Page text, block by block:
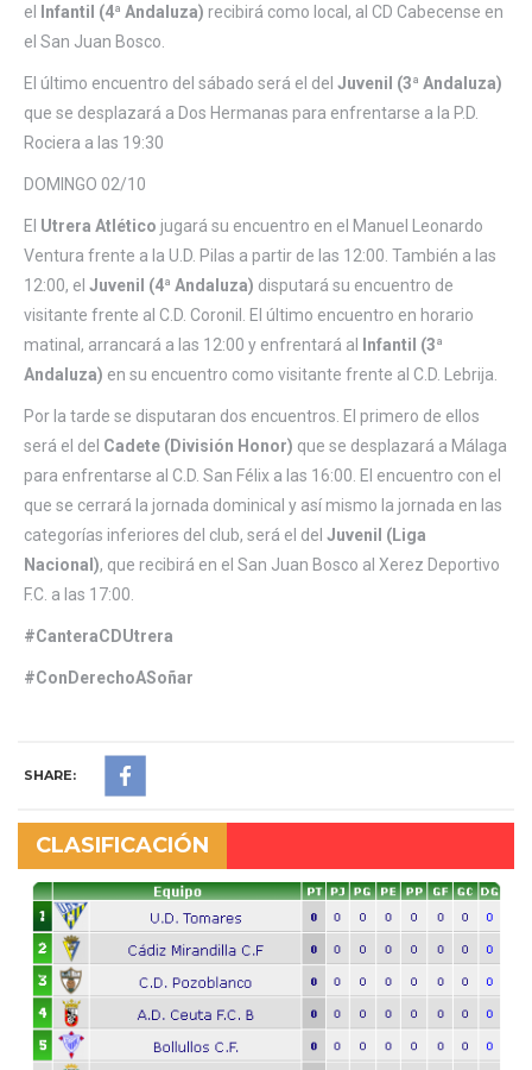
el
Infantil (4ª Andaluza) recibirá como local, al CD Cabecense en
el San Juan Bosco.
El último encuentro del sábado será el del Juvenil (3ª Andaluza)
que se desplazará a Dos Hermanas para enfrentarse a la P.D.
Rociera a las 19:30
DOMINGO 02/10
El Utrera Atlético jugará su encuentro en el Manuel Leonardo
Ventura frente a la U.D. Pilas a partir de las 12:00. También a las
12:00, el Juvenil (4ª Andaluza) disputará su encuentro de
visitante frente al C.D. Coronil. El último encuentro en horario
matinal, arrancará a las 12:00 y enfrentará al
Infantil (3ª
Andaluza) en su encuentro como visitante frente al C.D. Lebrija.
Por la tarde se disputaran dos encuentros. El primero de ellos
será el del Cadete (División Honor) que se desplazará a Málaga
para enfrentarse al C.D. San Félix a las 16:00. El encuentro con el
que se cerrará la jornada dominical y así mismo la jornada en las
categorías inferiores del club, será el del Juvenil (Liga
Nacional), que recibirá en el San Juan Bosco al Xerez Deportivo
F.C. a las 17:00.
#CanteraCDUtrera
#ConDerechoASoñar
SHARE:
CLASIFICACIÓN